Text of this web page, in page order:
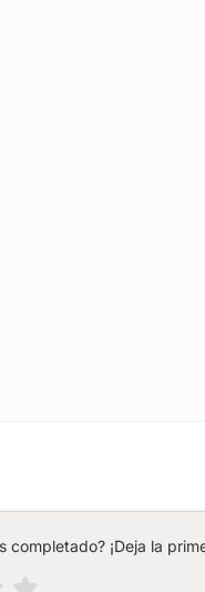
completado? ¡Deja la